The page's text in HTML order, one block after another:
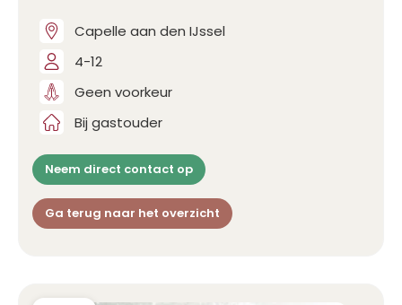
Capelle aan den IJssel
4-12
Geen voorkeur
Bij gastouder
Neem direct contact op
Ga terug naar het overzicht